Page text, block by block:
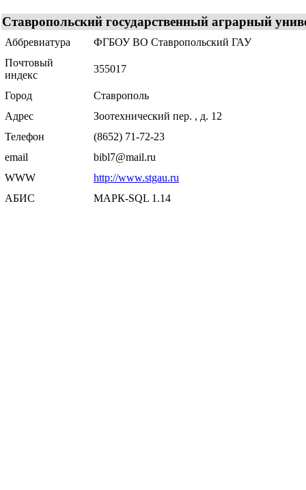
Ставропольский государственный аграрный
Аббревиатура
ФГБОУ ВО Ставропольский ГАУ
Почтовый
индекс
355017
Город
Ставрополь
Адрес
Зоотехнический пер. , д. 12
Телефон
(8652) 71-72-23
email
bibl7@mail.ru
WWW
http://www.stgau.ru
АБИС
МАРК-SQL 1.14